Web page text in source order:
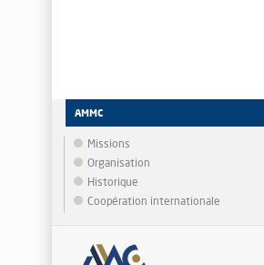
AMMC
Missions
Organisation
Historique
Coopération internationale